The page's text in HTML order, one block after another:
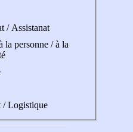
/ Assistanat
la personne / à la
/ Logistique